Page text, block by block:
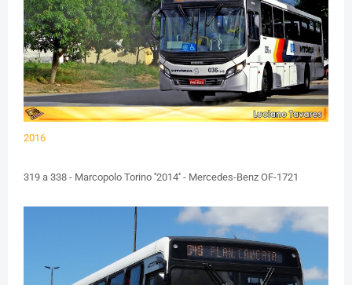
2016
319 a 338 - Marcopolo Torino ''2014'' - Mercedes-Benz OF-1721